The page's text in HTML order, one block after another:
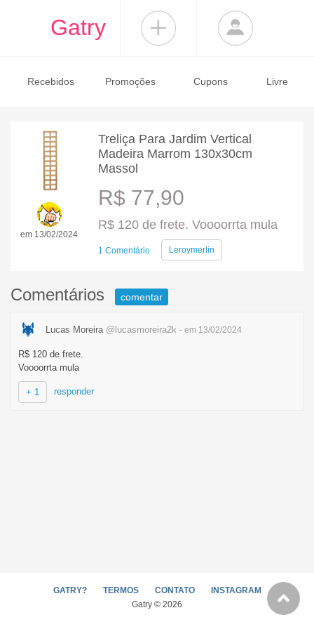
Gatry
Recebidos Promoções Cupons Livre
em 13/02/2024
Treliça Para Jardim Vertical
Madeira Marrom 130x30cm
Massol
R$ 77,90
R$ 120 de frete. Voooorrta mula
1 Comentário Leroymerlin
Comentários comentar
Lucas Moreira @lucasmoreira2k - em 13/02/2024
R$ 120 de frete.
Voooorrta mula
+ 1 responder
GATRY? TERMOS CONTATO
INSTAGRAM
Gatry © 2026